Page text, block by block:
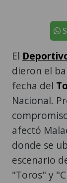
El
dieron el
fecha del
Nacional.
afectó
donde se
escenario
"Toros" y